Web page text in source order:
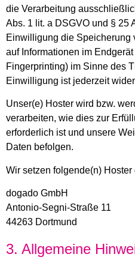
die Verarbeitung
Abs. 1 lit. a DSGVO und § 25
Einwilligung die Speicherung
auf Informationen im
Fingerprinting) im Sinne des
Einwilligung ist jederzeit
Unser(e) Hoster wird bzw.
verarbeiten, wie dies zur
erforderlich ist und unsere
Daten befolgen.
Wir setzen folgende(n) Hoster
dogado GmbH
Antonio-Segni-Straße 11
44263 Dortmund
3. Allgemeine